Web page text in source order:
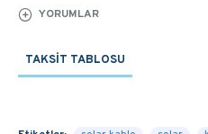
Kablolarımız A kalite 1.sınıf
Daha fazla bilgi, Teknik
YORUMLAR
TAKSIT TABLOSU